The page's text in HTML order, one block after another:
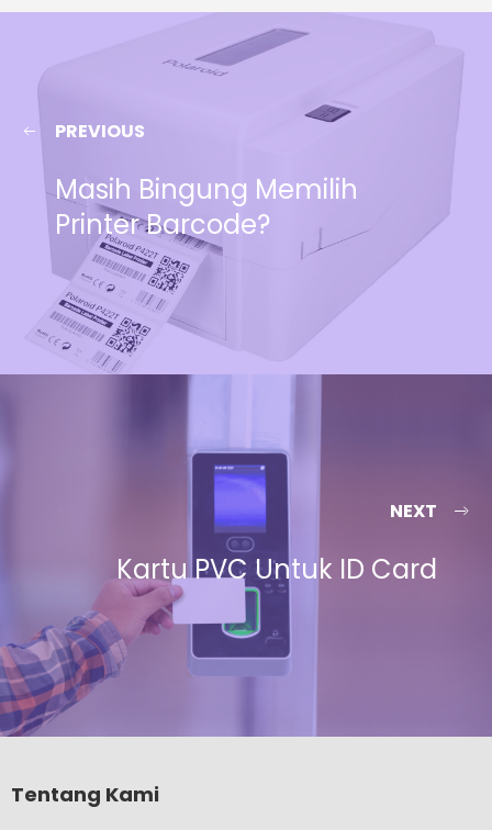
PREVIOUS
Masih Bingung Memilih
Printer Barcode?
NEXT
Kartu PVC Untuk ID Card
Tentang Kami